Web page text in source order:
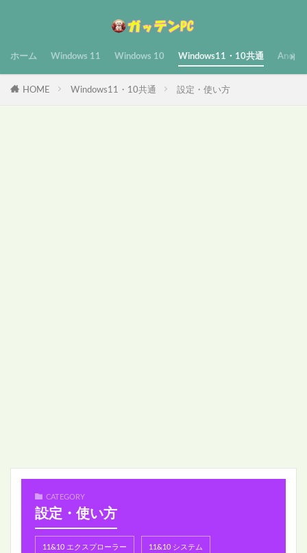
ホーム Windows 11 Windows 10 Windows11・10共通
HOME Windows11・10共通 設定・使い方
CATEGORY
設定・使い方
11&10 エクスプローラー 11&10 システム